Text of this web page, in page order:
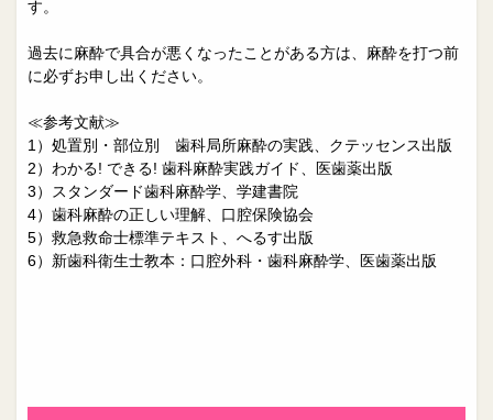
す。
過去に麻酔で具合が悪くなったことがある方は、麻酔を打つ前
に必ずお申し出ください。
≪参考文献≫
1）処置別・部位別 歯科局所麻酔の実践、クテッセンス出版
2）わかる! できる! 歯科麻酔実践ガイド、医歯薬出版
3）スタンダード歯科麻酔学、学建書院
4）歯科麻酔の正しい理解、口腔保険協会
5）救急救命士標準テキスト、へるす出版
6）新歯科衛生士教本：口腔外科・歯科麻酔学、医歯薬出版